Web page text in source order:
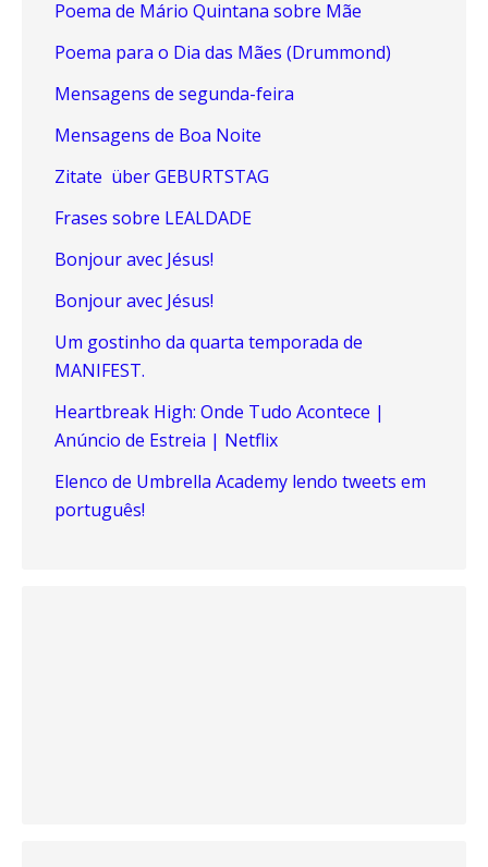
Poema de Mário Quintana sobre Mãe
Poema para o Dia das Mães (Drummond)
Mensagens de segunda-feira
Mensagens de Boa Noite
Zitate über GEBURTSTAG
Frases sobre LEALDADE
Bonjour avec Jésus!
Bonjour avec Jésus!
Um gostinho da quarta temporada de
MANIFEST.
Heartbreak High: Onde Tudo Acontece |
Anúncio de Estreia | Netflix
Elenco de Umbrella Academy lendo tweets em
português!